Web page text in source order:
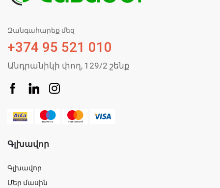
Զանգահարեք մեզ
+374 95 521 010
Անդրանիկի փող, 129/2 շենք
Գլխավոր
Գլխավոր
Մեր մասին